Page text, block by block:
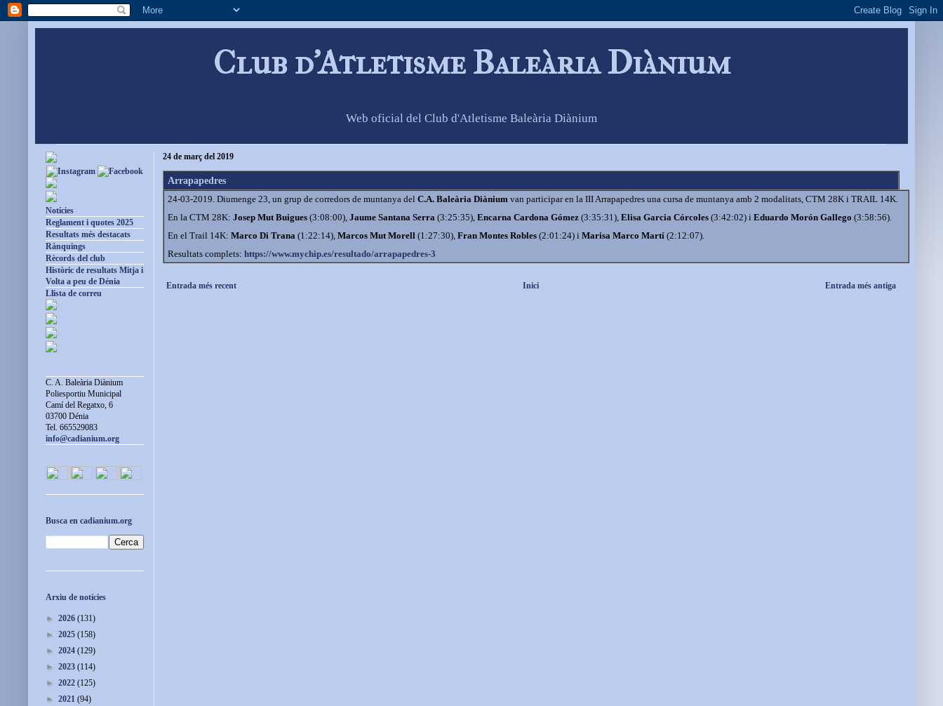
Club d'Atletisme Baleària Diànium
Web oficial del Club d'Atletisme Baleària Diànium
24 de març del 2019
Arrapapedres
24-03-2019. Diumenge 23, un grup de corredors de muntanya del C.A. Baleària Diànium van participar en la III Arrapapedres una cursa de muntanya amb 2 modalitats, CTM 28K i TRAIL 14K.
En la CTM 28K: Josep Mut Buigues (3:08:00), Jaume Santana Serra (3:25:35), Encarna Cardona Gómez (3:35:31), Elisa Garcia Córcoles (3:42:02) i Eduardo Morón Gallego (3:58:56).
En el Trail 14K: Marco Di Trana (1:22:14), Marcos Mut Morell (1:27:30), Fran Montes Robles (2:01:24) i Marisa Marco Martí (2:12:07).
Resultats complets: https://www.mychip.es/resultado/arrapapedres-3
Entrada més recent Entrada més antiga
Inici
Notícies
Reglament i quotes 2025
Resultats més destacats
Rànquings
Rècords del club
Històric de resultats Mitja i
Volta a peu de Dénia
Llista de correu
C. A. Baleària Diànium
Poliesportiu Municipal
Camí del Regatxo, 6
03700 Dénia
Tel. 665529083
info@cadianium.org
Busca en cadianium.org
Arxiu de notícies
► 2026 (131)
► 2025 (158)
► 2024 (129)
► 2023 (114)
► 2022 (125)
► 2021 (94)